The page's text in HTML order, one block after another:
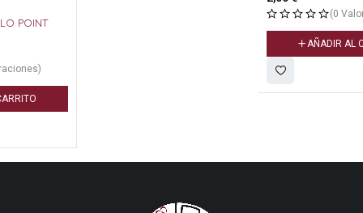
(0 Valoraciones)
AÑADIR AL CARRITO